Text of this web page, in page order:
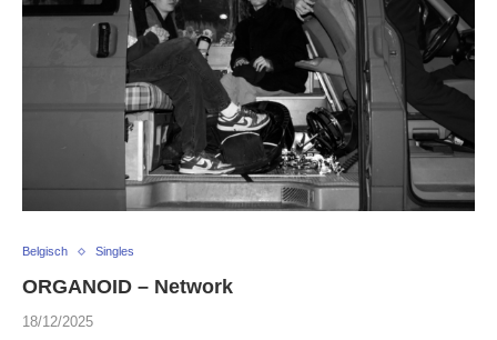
Belgisch Singles
ORGANOID – Network
18/12/2025